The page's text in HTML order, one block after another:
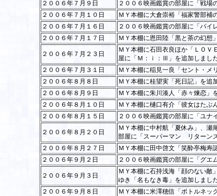
２００６年７月９日
２００６映画鑑賞の部屋に「戦場
２００６年７月１０日
ＭＹ本棚に大倉崇裕「福家警部補
２００６年７月１６日
２００６映画鑑賞の部屋に「パ
２００６年７月１７日
ＭＹ本棚に恩田陸「黒と茶の幻想
２００６年７月２３日
ＭＹ本棚に石田衣良ほか「ＬＯ
屋に「Ｍ：ｉ：Ⅲ」を追加しまし
２００６年７月３１日
ＭＹ本棚に稲見一良「セント・メ
２００６年８月８日
ＭＹ本棚に桂望実「死日記」を追
２００６年８月９日
ＭＹ本棚に朱川湊人「赤々煉恋」
２００６年８月１０日
ＭＹ本棚に樋口有介「彼女はたぶ
２００６年８月１５日
２００６映画鑑賞の部屋に「ユナ
２００６年８月２０日
ＭＹ本棚に中村航「夏休み」、瀬
部屋に「スーパーマン リターン
２００６年８月２７日
ＭＹ本棚に田中啓文「笑酔亭梅
２００６年９月２日
２００６映画鑑賞の部屋に「グ
２００６年９月３日
ＭＹ本棚に石持浅海「顔のない敵
ゆき「名もなき毒」を追加しまし
２００６年９月８日
ＭＹ本棚に米澤穂信「ボトルネッ